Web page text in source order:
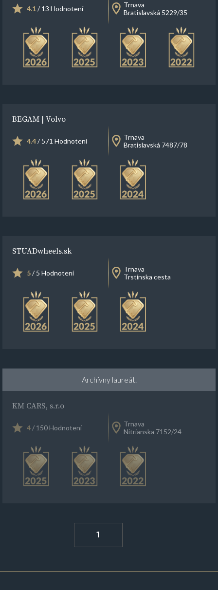
4.1/ 13 Hodnotení
Trnava
Bratislavská 5229/35
BEGAM | Volvo
4.4/ 571 Hodnotení
Trnava
Bratislavská 7487/78
STUADwheels.sk
5/ 5 Hodnotení
Trnava
Trstínska cesta
Archívny laureát.
KM CARS, s.r.o
4/ 150 Hodnotení
Trnava
Nitrianska 7152/24
1